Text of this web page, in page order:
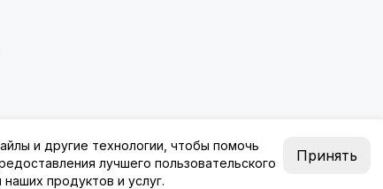
и другие технологии, чтобы помочь
лучшего пользовательского
продуктов и услуг.
Принять